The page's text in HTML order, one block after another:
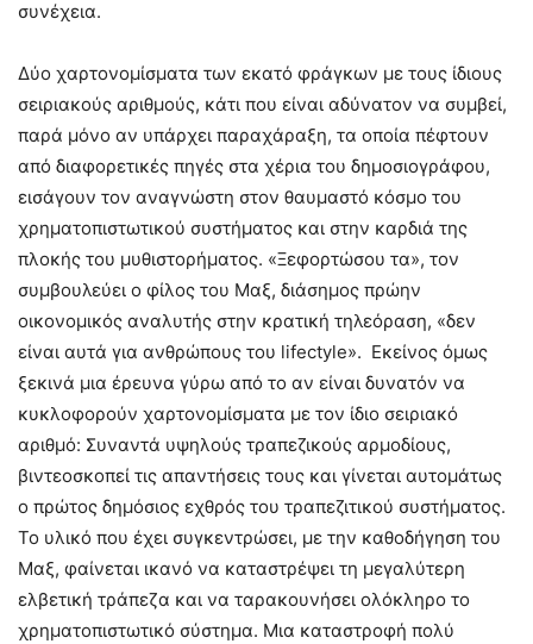
συνέχεια.
Δύο χαρτονομίσματα των εκατό φράγκων με τους ίδιους
σειριακούς αριθμούς, κάτι που είναι αδύνατον να συμβεί,
παρά μόνο αν υπάρχει παραχάραξη, τα οποία πέφτουν
από διαφορετικές πηγές στα χέρια του δημοσιογράφου,
εισάγουν τον αναγνώστη στον θαυμαστό κόσμο του
χρηματοπιστωτικού συστήματος και στην καρδιά της
πλοκής του μυθιστορήματος. «Ξεφορτώσου τα», τον
συμβουλεύει ο φίλος του Μαξ, διάσημος πρώην
οικονομικός αναλυτής στην κρατική τηλεόραση, «δεν
είναι αυτά για ανθρώπους του lifectyle». Εκείνος όμως
ξεκινά μια έρευνα γύρω από το αν είναι δυνατόν να
κυκλοφορούν χαρτονομίσματα με τον ίδιο σειριακό
αριθμό: Συναντά υψηλούς τραπεζικούς αρμοδίους,
βιντεοσκοπεί τις απαντήσεις τους και γίνεται αυτομάτως
ο πρώτος δημόσιος εχθρός του τραπεζιτικού συστήματος.
Το υλικό που έχει συγκεντρώσει, με την καθοδήγηση του
Μαξ, φαίνεται ικανό να καταστρέψει τη μεγαλύτερη
ελβετική τράπεζα και να ταρακουνήσει ολόκληρο το
χρηματοπιστωτικό σύστημα. Μια καταστροφή πολύ